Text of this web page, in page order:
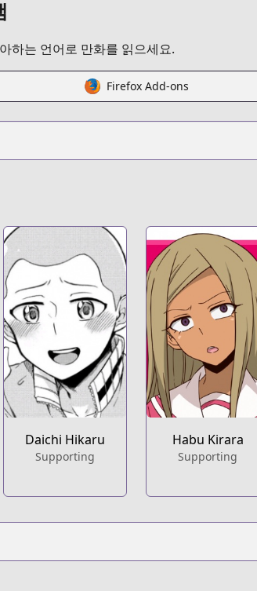
하는 언어로 만화를 읽으세요.
Firefox Add-ons
Daichi Hikaru
Supporting
Habu Kirara
Supporting